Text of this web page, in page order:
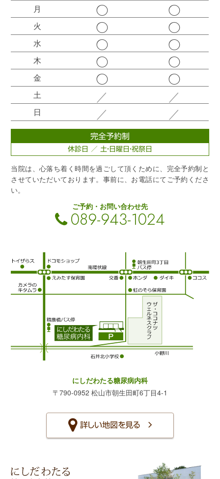
月 ◯ ◯
火 ◯ ◯
水 ◯ ◯
木 ◯ ◯
金 ◯ ◯
土 ／ ／
日 ／ ／
完全予約制
休診日 ／ 土・日曜日・祝祭日
当院は、心落ち着く時間を過ごして頂くために、完全予約制と
させていただいております。事前に、お電話にてご予約くださ
い。
ご予約・お問い合わせ先
089-943-1024
にしだわたる糖尿病内科
〒790-0952 松山市朝生田町6丁目4-1
詳しい地図を見る